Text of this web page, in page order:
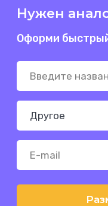
Нужен
Оформи